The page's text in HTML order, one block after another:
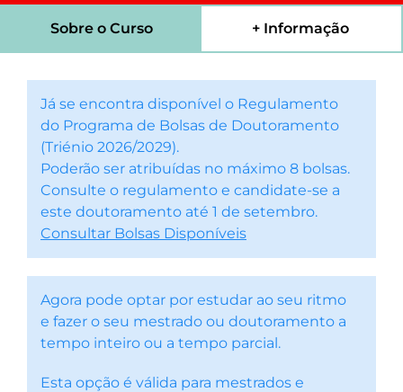
Sobre o Curso + Informação
Já se encontra disponível o Regulamento
do Programa de Bolsas de Doutoramento
(Triénio 2026/2029).
Poderão ser atribuídas no máximo 8 bolsas.
Consulte o regulamento e candidate-se a
este doutoramento até 1 de setembro.
Consultar Bolsas Disponíveis
Agora pode optar por estudar ao seu ritmo
e fazer o seu mestrado ou doutoramento a
tempo inteiro ou a tempo parcial.
Esta opção é válida para mestrados e